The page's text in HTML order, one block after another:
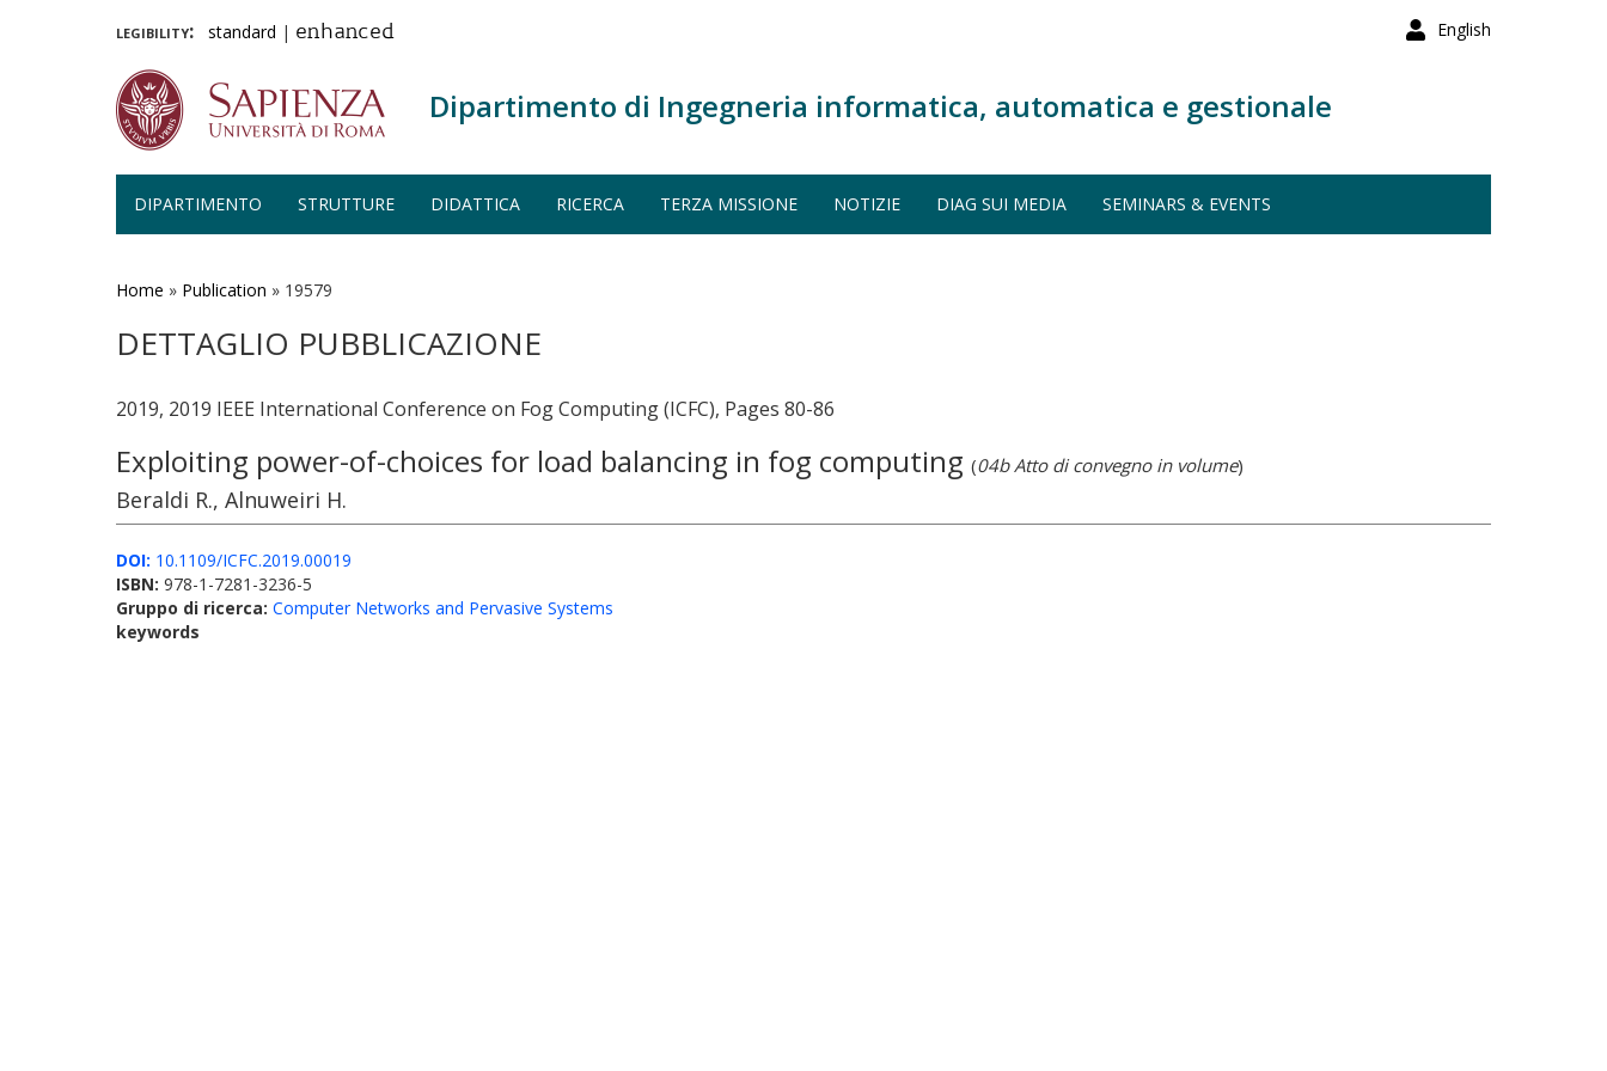
English
legibility: standard | enhanced
Dipartimento di Ingegneria informatica, automatica e gestionale
DIPARTIMENTO STRUTTURE DIDATTICA RICERCA TERZA MISSIONE NOTIZIE DIAG SUI MEDIA SEMINARS & EVENTS
Home » Publication » 19579
DETTAGLIO PUBBLICAZIONE
2019, 2019 IEEE International Conference on Fog Computing (ICFC), Pages 80-86
Exploiting power-of-choices for load balancing in fog computing (04b Atto di convegno in volume)
Beraldi R., Alnuweiri H.
DOI: 10.1109/ICFC.2019.00019
ISBN: 978-1-7281-3236-5
Gruppo di ricerca: Computer Networks and Pervasive Systems
keywords